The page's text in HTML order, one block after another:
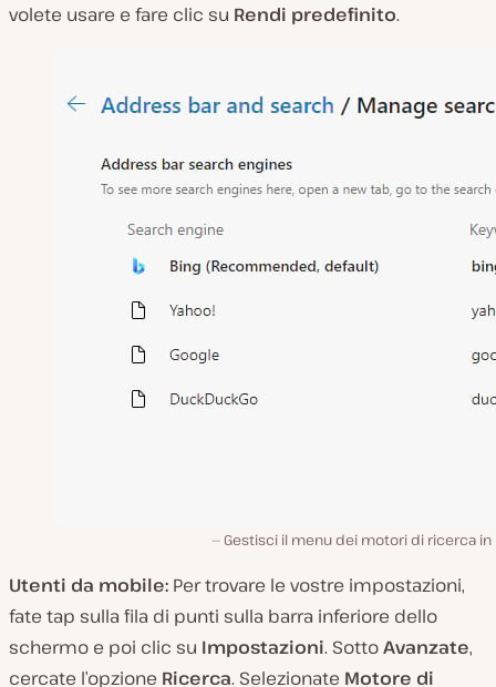
volete usare e fare clic su Rendi predefinito.
Gestisci il menu dei motori di ricerca in
Utenti da mobile: Per trovare le vostre impostazioni,
fate tap sulla fila di punti sulla barra inferiore dello
schermo e poi clic su Impostazioni. SottoAvanzate,
cercate l’opzione Ricerca. Selezionate Motore di